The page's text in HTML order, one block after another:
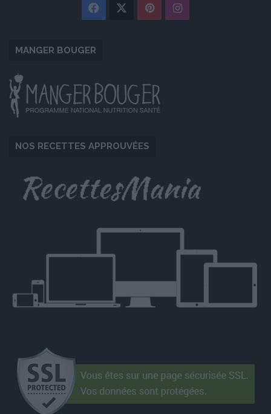
Facebook PinterestInstagram
MANGER BOUGER
NOS RECETTES APPROUVÉES